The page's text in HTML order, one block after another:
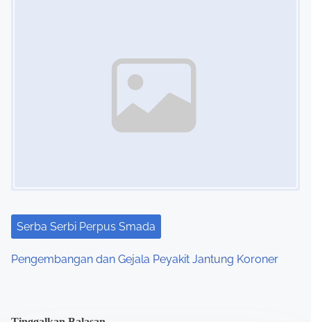
Serba Serbi Perpus Smada
Pengembangan dan Gejala Peyakit Jantung Koroner